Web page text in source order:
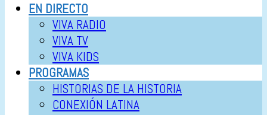
EN DIRECTO
VIVA RADIO
VIVA TV
VIVA KIDS
PROGRAMAS
HISTORIAS DE LA HISTORIA
CONEXIÓN LATINA